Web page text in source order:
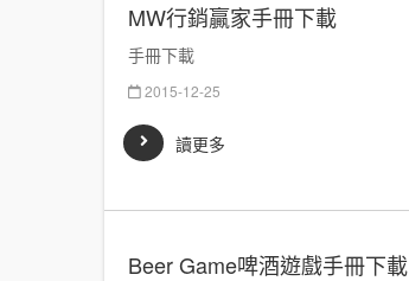
MW行銷贏家手冊下載
手冊下載
2015-12-25
讀更多
Beer Game啤酒遊戲手冊下載